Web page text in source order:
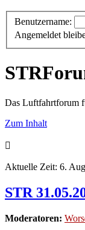
Benutzername:
Angemeldet
Das Luftfahrtforum
Zum Inhalt
Aktuelle Zeit: 6.
STR
Moderatoren: